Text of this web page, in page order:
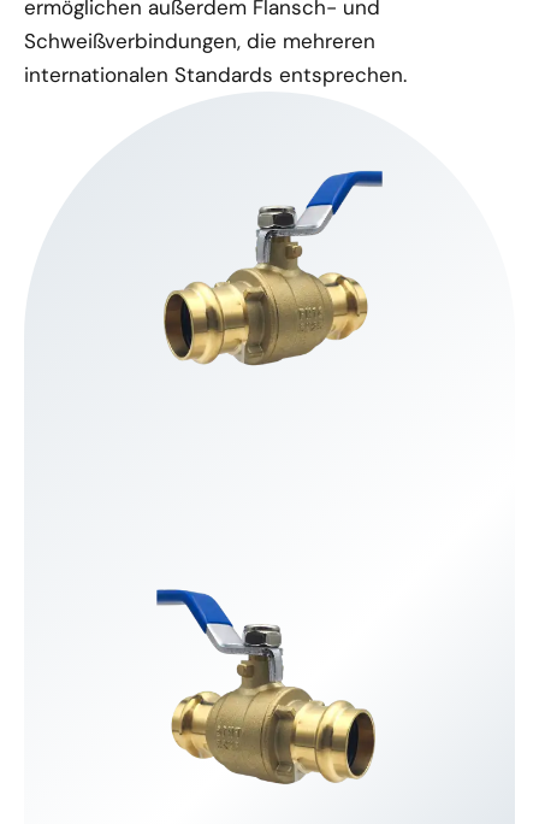
ermöglichen außerdem Flansch- und
Schweißverbindungen, die mehreren
internationalen Standards entsprechen.